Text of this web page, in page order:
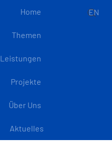
Home
Themen
Leistungen
Projekte
Über Uns
Aktuelles
EN